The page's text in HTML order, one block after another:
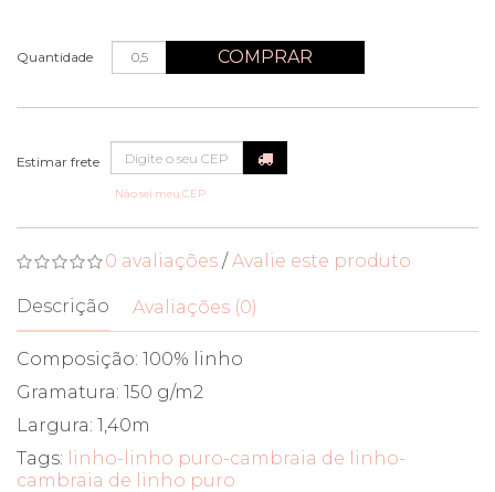
Quantidade COMPRAR
Não sei meu CEP
0 avaliações /Avalie este produto
Descrição Avaliações (0)
Composição: 100% linho
Gramatura: 150 g/m2
Largura: 1,40m
Tags: linho-linho puro-cambraia de linho-
cambraia de linho puro